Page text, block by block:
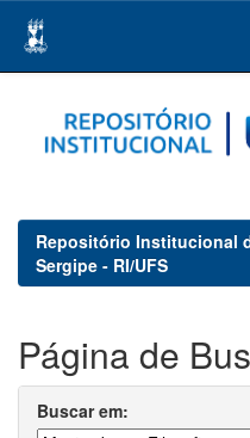
navigation
Repositório Institucional
Sergipe - RI/UFS
Página de
Buscar em: